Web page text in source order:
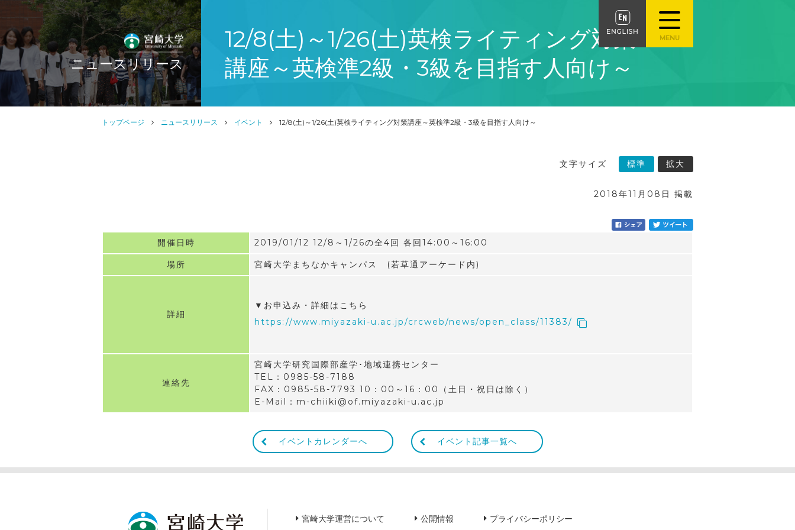
ニュースリリース
12/8(土)～1/26(土)英検ライティング対策
講座～英検準2級・3級を目指す人向け～
トップページ ニュースリリース イベント 12/8(土)～1/26(土)英検ライティング対策講座～英検準2級・3級を目指す人向け～
2018年11月08日 掲載
開催日時 2019/01/12 12/8～1/26の全4回 各回14:00～16:00
場所 宮崎大学まちなかキャンパス (若草通アーケード内)
詳細
▼お申込み・詳細はこちら
https://www.miyazaki-u.ac.jp/crcweb/news/open_class/11383/
連絡先
宮崎大学研究国際部産学･地域連携センター
TEL：0985-58-7188
FAX：0985-58-7793 10：00～16：00（土日・祝日は除く）
E-Mail：m-chiiki@of.miyazaki-u.ac.jp
イベントカレンダーへ イベント記事一覧へ
文字サイズ 標準 拡大
宮崎大学運営について 公開情報 プライバシーポリシー